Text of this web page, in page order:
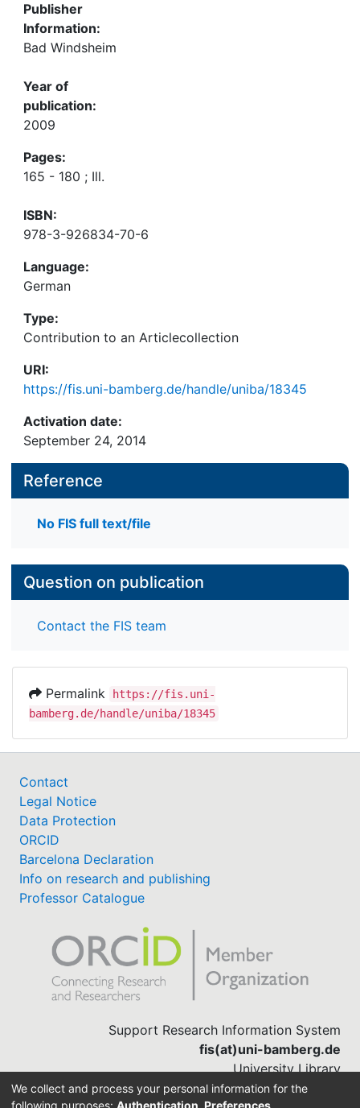
Publisher
Information:
Bad Windsheim
Year of
publication:
2009
Pages:
165 - 180 ; Ill.
ISBN:
978-3-926834-70-6
Language:
German
Type:
Contribution to an Articlecollection
URI:
https://fis.uni-bamberg.de/handle/uniba/18345
Activation date:
September 24, 2014
Reference
No FIS full text/file
Question on publication
Contact the FIS team
Permalink
https://fis.uni-
bamberg.de/handle/uniba/18345
Contact
Legal Notice
Data Protection
ORCID
Barcelona Declaration
Info on research and publishing
Professor Catalogue
Support Research Information System
fis(at)uni-bamberg.de
University Library
(0951) 863-1568
We collect and process your personal information for the
following purposes: Authentication, Preferences,